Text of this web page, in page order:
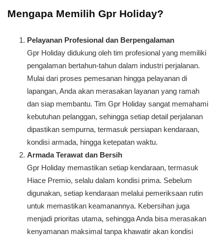
Mengapa Memilih Gpr Holiday?
Pelayanan Profesional dan Berpengalaman
Gpr Holiday didukung oleh tim profesional yang memiliki
pengalaman bertahun-tahun dalam industri perjalanan.
Mulai dari proses pemesanan hingga pelayanan di
lapangan, Anda akan merasakan layanan yang ramah
dan siap membantu. Tim Gpr Holiday sangat memahami
kebutuhan pelanggan, sehingga setiap detail perjalanan
dipastikan sempurna, termasuk persiapan kendaraan,
kondisi armada, hingga ketepatan waktu.
Armada Terawat dan Bersih
Gpr Holiday memastikan setiap kendaraan, termasuk
Hiace Premio, selalu dalam kondisi prima. Sebelum
digunakan, setiap kendaraan melalui pemeriksaan rutin
untuk memastikan keamanannya. Kebersihan juga
menjadi prioritas utama, sehingga Anda bisa merasakan
kenyamanan maksimal tanpa khawatir akan kondisi